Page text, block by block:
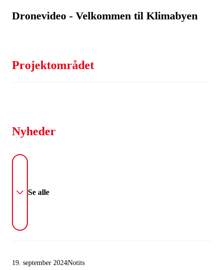
Dronevideo - Velkommen til Klimabyen
Projektområdet
Nyheder
Se alle
19. september 2024Notits